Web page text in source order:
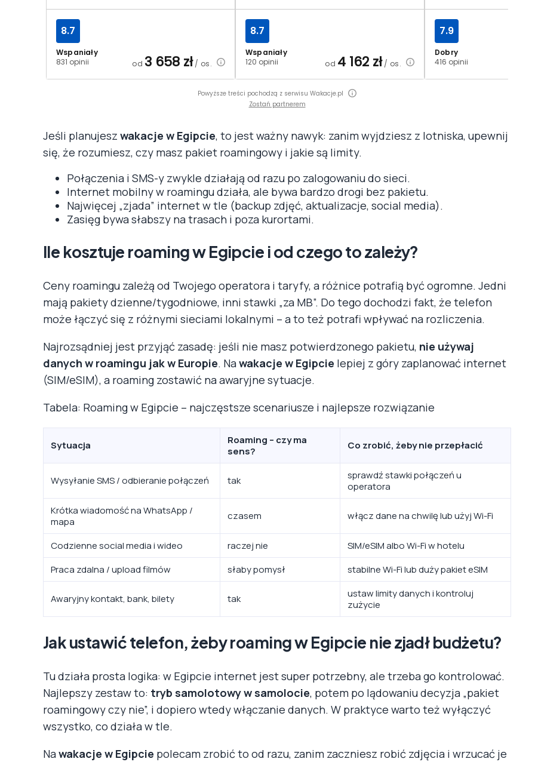
Wspaniały
831 opinii
8.7
od 3 658 zł/ os.
Wspaniały
120 opinii
8.7
od 4 162 zł/ os.
Dobry
416 opinii
7.9
Powyższe treści pochodzą z serwisu Wakacje.pl
Zostań partnerem
Jeśli planujesz wakacje w Egipcie, to jest ważny nawyk: zanim wyjdziesz z lotniska, upewnij
się, że rozumiesz, czy masz pakiet roamingowy i jakie są limity.
Połączenia i SMS-y zwykle działają od razu po zalogowaniu do sieci.
Internet mobilny w roamingu działa, ale bywa bardzo drogi bez pakietu.
Najwięcej „zjada” internet w tle (backup zdjęć, aktualizacje, social media).
Zasięg bywa słabszy na trasach i poza kurortami.
Ile kosztuje roaming w Egipcie i od czego to zależy?
Ceny roamingu zależą od Twojego operatora i taryfy, a różnice potrafią być ogromne. Jedni
mają pakiety dzienne/tygodniowe, inni stawki „za MB”. Do tego dochodzi fakt, że telefon
może łączyć się z różnymi sieciami lokalnymi – a to też potrafi wpływać na rozliczenia.
Najrozsądniej jest przyjąć zasadę: jeśli nie masz potwierdzonego pakietu, nie używaj
danych w roamingu jak w Europie. Nawakacje w Egipcie lepiej z góry zaplanować internet
(SIM/eSIM), a roaming zostawić na awaryjne sytuacje.
Tabela: Roaming w Egipcie – najczęstsze scenariusze i najlepsze rozwiązanie
Sytuacja
Roaming – czy ma
sens?
Co zrobić, żeby nie przepłacić
Wysyłanie SMS / odbieranie połączeń tak
sprawdź stawki połączeń u
operatora
Krótka wiadomość na WhatsApp /
mapa
czasem włącz dane na chwilę lub użyj Wi-Fi
Codzienne social media i wideo raczej nie
SIM/eSIM albo Wi-Fi w hotelu
Praca zdalna / upload filmów
słaby pomysł stabilne Wi-Fi lub duży pakiet eSIM
Awaryjny kontakt, bank, bilety tak
ustaw limity danych i kontroluj
zużycie
Jak ustawić telefon, żeby roaming w Egipcie nie zjadł budżetu?
Tu działa prosta logika: w Egipcie internet jest super potrzebny, ale trzeba go kontrolować.
Najlepszy zestaw to: tryb samolotowy w samolocie, potem po lądowaniu decyzja „pakiet
roamingowy czy nie”, i dopiero wtedy włączanie danych. W praktyce warto też wyłączyć
wszystko, co działa w tle.
Nawakacje w Egipcie polecam zrobić to od razu, zanim zaczniesz robić zdjęcia i wrzucać je